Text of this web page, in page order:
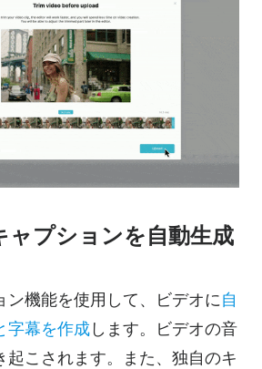
ャプションを自動生成
ン機能を使用して、ビデオに自
字幕を作成します。ビデオの音
起こされます。また、独自のキ